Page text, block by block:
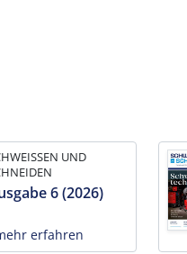
UND
6 (2026)
erfahren